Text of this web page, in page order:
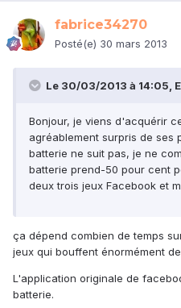
fabrice34270
Posté(e) 30 mars 2013
Le 30/03/2013 à 14:05,
Bonjour, je viens d'acquérir
agréablement surpris de ses
batterie ne suit pas, je ne
batterie prend-50 pour cent
deux trois jeux Facebook et
ça dépend combien de temps
jeux qui bouffent énormément
L'application originale de
batterie.